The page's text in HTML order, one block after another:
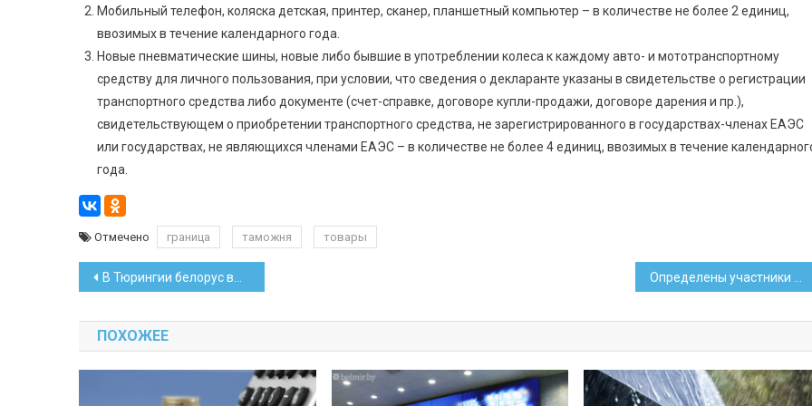
Мобильный телефон, коляска детская, принтер, сканер, планшетный компьютер – в количестве не более 2 единиц,
ввозимых в течение календарного года.
Новые пневматические шины, новые либо бывшие в употреблении колеса к каждому авто- и мототранспортному
средству для личного пользования, при условии, что сведения о декларанте указаны в свидетельстве о регистрации
транспортного средства либо документе (счет-справке, договоре купли-продажи, договоре дарения и пр.),
свидетельствующем о приобретении транспортного средства, не зарегистрированного в государствах-членах ЕАЭС
или государствах, не являющихся членами ЕАЭС – в количестве не более 4 единиц, ввозимых в течение
года.
Отмечено граница таможня товары
Навигация
по
записям
В Тюрингии белорус въехал фурой в садовый забор Определены участники проекта «Учитель для Беларуси»
ПОХОЖЕЕ